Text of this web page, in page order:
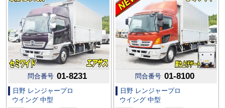
問合番号 01-8231
日野 レンジャープロ
ウイング 中型
問合番号 01-8100
日野 レンジャープロ
ウイング 中型